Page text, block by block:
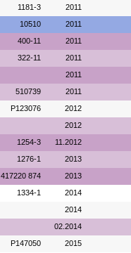
1181-3 2011
10510 2011
400-11 2011
322-11 2011
2011
510739 2011
P123076 2012
2012
1254-3 11.2012
1276-1 2013
417220 874 2013
1334-1 2014
2014
02.2014
P147050 2015